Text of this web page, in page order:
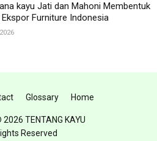
kayu Jati dan Mahoni Membentuk
Ekspor Furniture Indonesia
2026 TENTANG KAYU
Reserved
Glossary Home